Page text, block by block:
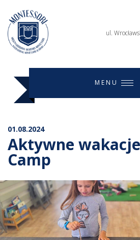
ul.
MENU
01.08.2024
Aktywne
Camp